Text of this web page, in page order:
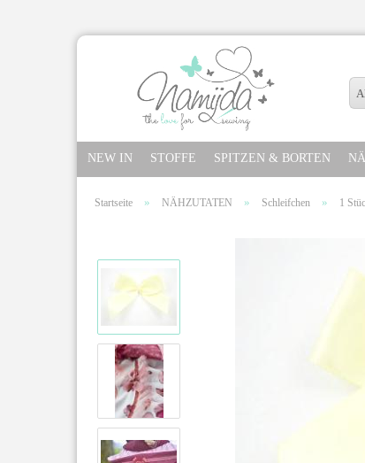
NEW IN STOFFE SPITZEN & BORTEN
Startseite » NÄHZUTATEN » Schleifchen » 1